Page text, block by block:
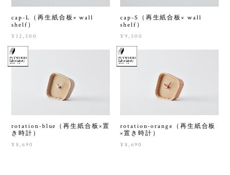
cap-L（再生紙合板× wall
shelf）
¥12,500
cap-S（再生紙合板× wall
shelf）
¥9,500
rotation-blue（再生紙合板×置
き時計）
¥8,690
rotation-orange（再生紙合板
×置き時計）
¥8,690